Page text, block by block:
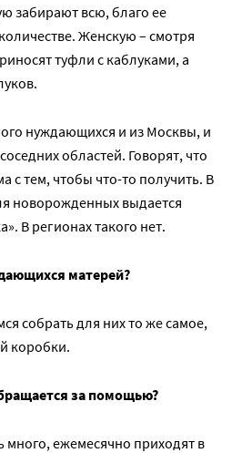
забирают всю, благо ее
Женскую – смотря
туфли с каблуками, а
нуждающихся и из Москвы, и
областей. Говорят, что
с тем, чтобы что-то получить. В
новорожденных выдается
В регионах такого нет.
матерей?
собрать для них то же самое,
коробки.
за помощью?
много, ежемесячно приходят в